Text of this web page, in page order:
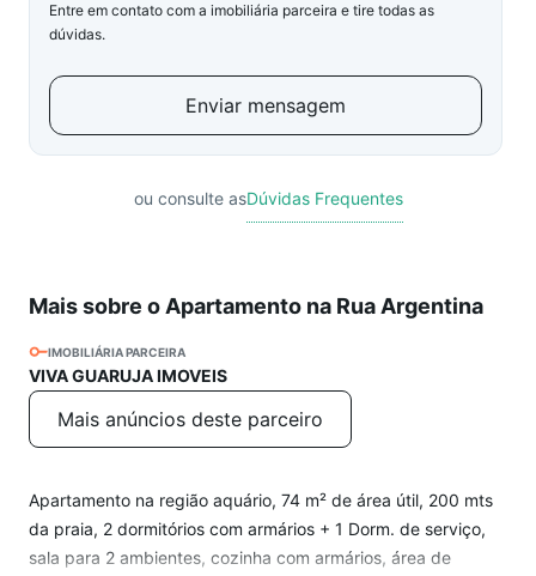
Entre em contato com a imobiliária parceira e tire todas as
dúvidas.
Enviar mensagem
ou consulte asDúvidas Frequentes
Mais sobre o Apartamento na Rua Argentina
IMOBILIÁRIA PARCEIRA
VIVA GUARUJA IMOVEIS
Mais anúncios deste parceiro
Apartamento na região aquário, 74 m² de área útil, 200 mts
da praia, 2 dormitórios com armários + 1 Dorm. de serviço,
sala para 2 ambientes, cozinha com armários, área de